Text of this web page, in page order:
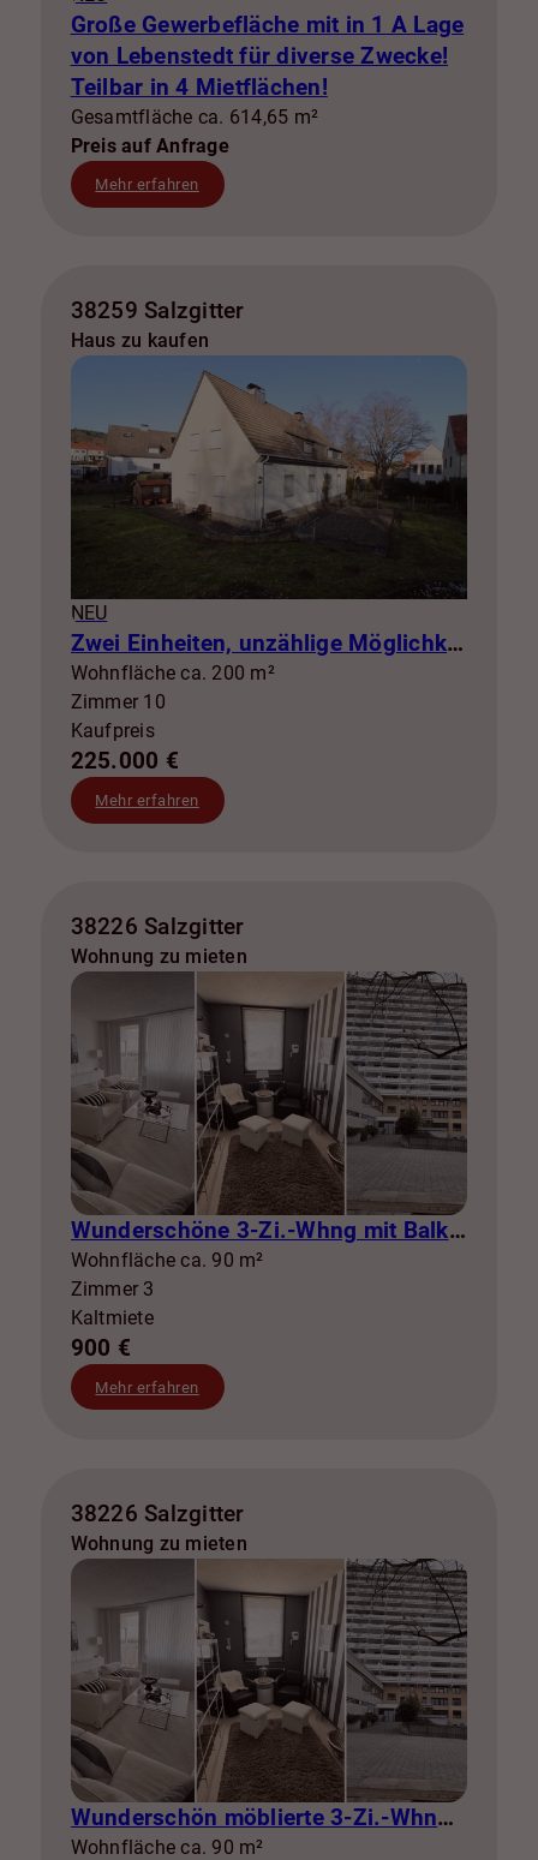
Große Gewerbefläche mit in 1 A Lage
von Lebenstedt für diverse Zwecke!
Teilbar in 4 Mietflächen!
Gesamtfläche ca. 614,65 m²
Preis auf Anfrage
Mehr erfahren
38259 Salzgitter
Haus zu kaufen
NEU
Zwei Einheiten, unzählige Möglichkeiten – Ihr Projekt mit Zukunft!
Wohnfläche ca. 200 m²
Zimmer 10
Kaufpreis
225.000 €
Mehr erfahren
38226 Salzgitter
Wohnung zu mieten
Wunderschöne 3-Zi.-Whng mit Balkon zur Miete! SZ-Lebenstedt
Wohnfläche ca. 90 m²
Zimmer 3
Kaltmiete
900 €
Mehr erfahren
38226 Salzgitter
Wohnung zu mieten
Wunderschön möblierte 3-Zi.-Whng mit Balkon zur Miete! SZ-Lebenstedt
Wohnfläche ca. 90 m²